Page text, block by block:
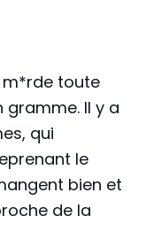
m*rde toute
gramme. Il y a
qui
le
bien et
de la